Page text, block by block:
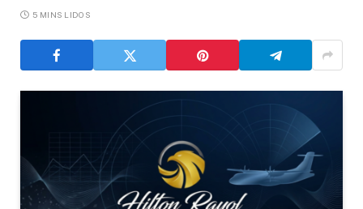
5 MINS LIDOS